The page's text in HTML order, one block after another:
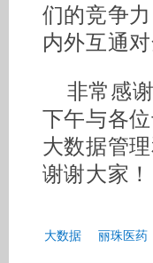
们的竞争
内外互通
非常感
下午与各
大数据管
谢谢大家！
大数据 丽珠医药